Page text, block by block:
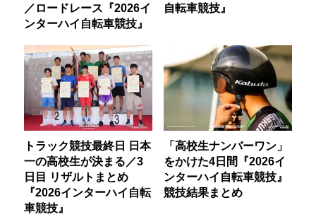
／ロードレース『2026イ
ンターハイ自転車競技』
自転車競技』
トラック競技最終日 日本
一の高校生が決まる／3
日目 リザルトまとめ
『2026インターハイ自転
車競技』
「高校生ナンバーワン」
をかけた4日間『2026イ
ンターハイ自転車競技』
競技結果まとめ